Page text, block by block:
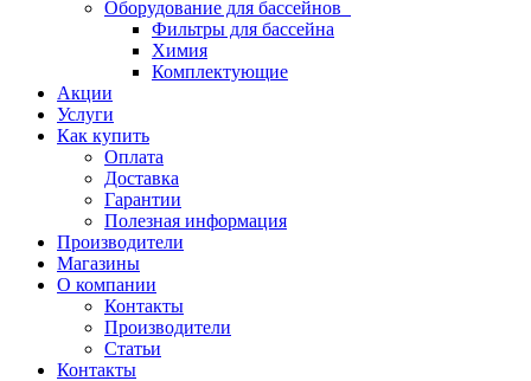
Оборудование для бассейнов
Фильтры для бассейна
Химия
Комплектующие
Акции
Услуги
Как купить
Оплата
Доставка
Гарантии
Полезная информация
Производители
Магазины
О компании
Контакты
Производители
Статьи
Контакты